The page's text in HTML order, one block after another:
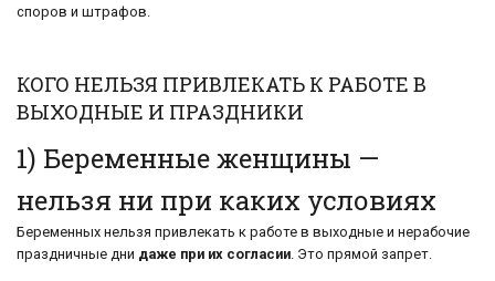
споров и штрафов.
КОГО НЕЛЬЗЯ ПРИВЛЕКАТЬ К РАБОТЕ В
ВЫХОДНЫЕ И ПРАЗДНИКИ
1) Беременные женщины —
нельзя ни при каких условиях
Беременных нельзя привлекать к работе в выходные и нерабочие
праздничные дни даже при их согласии. Это прямой запрет.